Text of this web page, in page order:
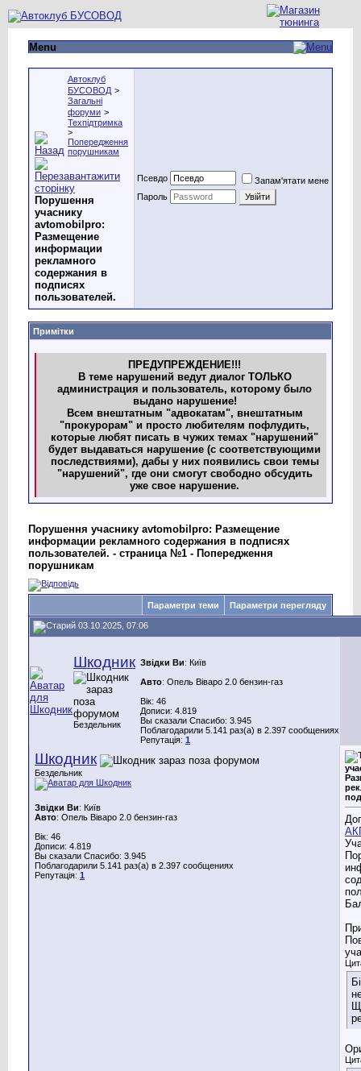
Menu
Автоклуб
БУСОВОД >
Загальні
форуми >
Техпідтримка
>
Попередження
порушникам
Порушення
учаснику
avtomobilpro:
Размещение
информации
рекламного
содержания в
подписях
пользователей.
Псевдо
Запам'ятати мене
Пароль
Примітки
ПРЕДУПРЕЖДЕНИЕ!!!
В теме нарушений ведут диалог ТОЛЬКО
администрация и пользователь, которому было
выдано нарушение!
Всем внештатным "адвокатам", внештатным
"прокурорам" и просто любителям пофлудить,
которые любят писать в чужих темах "нарушений"
будет выдаваться нарушение (с соответствующими
последствиями), дабы у них появились свои темы
"нарушений", где они смогут свободно обсудить
уже свое нарушение.
Порушення учаснику avtomobilpro: Размещение
информации рекламного содержания в подписях
пользователей. - страница №1 - Попередження
порушникам
Параметри теми Параметри перегляду
03.10.2025, 07:06
Шкодник
Бездельник
Звідки Ви: Київ
Авто: Опель Віваро 2.0 бензин-газ
Вік: 46
Дописи: 4.819
Вы сказали Спасибо: 3.945
Поблагодарили 5.141 раз(а) в 2.397 сообщениях
Репутація: 1
Шкодник
Бездельник
Звідки Ви: Київ
Авто: Опель Віваро 2.0 бензин-газ
Вік: 46
Дописи: 4.819
Вы сказали Спасибо: 3.945
Поблагодарили 5.141 раз(а) в 2.397 сообщениях
Репутація: 1